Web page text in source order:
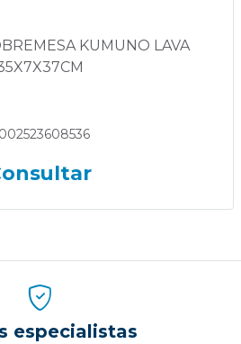
KUMUNO LAVA
especialistas